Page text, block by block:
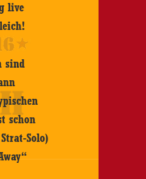
live
sind
schon
Solo)